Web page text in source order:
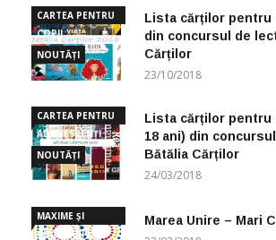
CARTEA PENTRU
COPII
NOUTĂȚI
Lista cărților pentru
din concursul de
Cărților
23/10/2018
CARTEA PENTRU
ADOLESCENȚI
NOUTĂȚI
Lista cărților pentru
18 ani) din
Bătălia Cărților
24/03/2018
MAXIME ȘI
CUGETĂRI
Marea Unire – Mari